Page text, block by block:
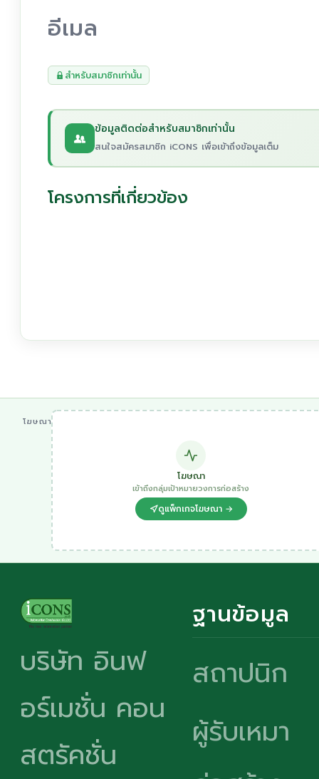
อีเมล
สำหรับสมาชิกเท่านั้น
ข้อมูลติดต่อสำหรับสมาชิกเท่านั้น
สนใจสมัครสมาชิก iCONS เพื่อเข้าถึงข้อมูลเต็ม
โครงการที่เกี่ยวข้อง
โฆษณา
โฆษณา
เข้าถึงกลุ่มเป้าหมายวงการก่อสร้าง
ดูแพ็กเกจโฆษณา →
บริษัท อินฟ
อร์เมชั่น คอน
สตรัคชั่น
ฐานข้อมูล
สถาปนิก
ผู้รับเหมา